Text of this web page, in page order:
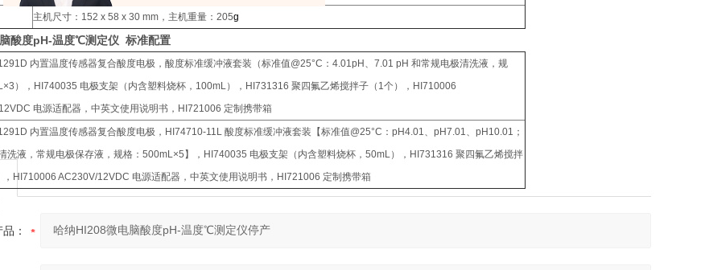
主机尺寸：152 x 58 x 30 mm，主机重量：205g
酸度pH-温度℃测定仪 标准配置
内置温度传感器复合酸度电极，酸度标准缓冲液套装（标准值@25°C：4.01pH、7.01 pH 和常规电极清洗液，规
），HI740035 电极支架（内含塑料烧杯，100mL），HI731316 聚四氟乙烯搅拌子（1个），HI710006
电源适配器，中英文使用说明书，HI721006 定制携带箱
内置温度传感器复合酸度电极，HI74710-11L 酸度标准缓冲液套装【标准值@25°C：pH4.01、pH7.01、pH10.01；
洗液，常规电极保存液，规格：500mL×5】，HI740035 电极支架（内含塑料烧杯，50mL），HI731316 聚四氟乙烯搅拌
，HI710006 AC230V/12VDC 电源适配器，中英文使用说明书，HI721006 定制携带箱
品：